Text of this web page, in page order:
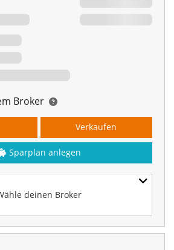
Broker
deinen Broker
Verkaufen
Sparplan anlegen